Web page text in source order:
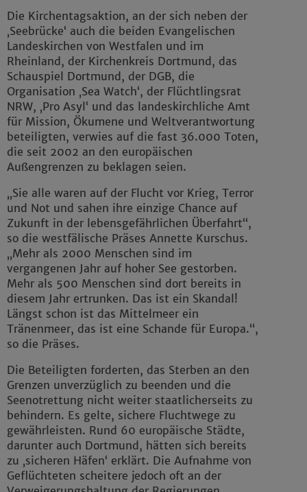
Die Kirchentagsaktion, an der sich neben der
‚Seebrücke‘ auch die beiden Evangelischen
Landeskirchen von Westfalen und im
Rheinland, der Kirchenkreis Dortmund, das
Schauspiel Dortmund, der DGB, die
Organisation ‚Sea Watch‘, der Flüchtlingsrat
NRW, ‚Pro Asyl‘ und das landeskirchliche Amt
für Mission, Ökumene und Weltverantwortung
beteiligten, verwies auf die fast 36.000 Toten,
die seit 2002 an den europäischen
Außengrenzen zu beklagen seien.
„Sie alle waren auf der Flucht vor Krieg, Terror
und Not und sahen ihre einzige Chance auf
Zukunft in der lebensgefährlichen Überfahrt“,
so die westfälische Präses Annette Kurschus.
„Mehr als 2000 Menschen sind im
vergangenen Jahr auf hoher See gestorben.
Mehr als 500 Menschen sind dort bereits in
diesem Jahr ertrunken. Das ist ein Skandal!
Längst schon ist das Mittelmeer ein
Tränenmeer, das ist eine Schande für Europa.“,
so die Präses.
Die Beteiligten forderten, das Sterben an den
Grenzen unverzüglich zu beenden und die
Seenotrettung nicht weiter staatlicherseits zu
behindern. Es gelte, sichere Fluchtwege zu
gewährleisten. Rund 60 europäische Städte,
darunter auch Dortmund, hätten sich bereits
zu ‚sicheren Häfen‘ erklärt. Die Aufnahme von
Geflüchteten scheitere jedoch oft an der